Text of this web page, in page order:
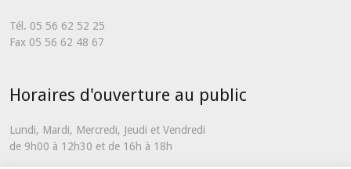
Tél. 05 56 62 52 25
Fax 05 56 62 48 67
Horaires d'ouverture au public
Lundi, Mardi, Mercredi, Jeudi et Vendredi
de 9h00 à 12h30 et de 16h à 18h